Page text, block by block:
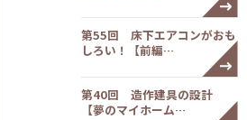
第55回 床下エアコンがおも
しろい！【前編…
第40回 造作建具の設計
【夢のマイホーム…